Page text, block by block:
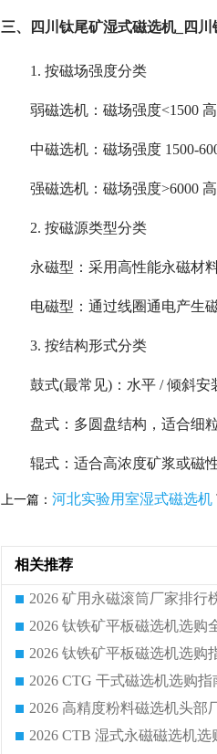
三、四川钛尾矿湿式磁选机_四
1. 按磁场强度分类
弱磁选机：磁场强度<1500
中磁选机：磁场强度 1500-
强磁选机：磁场强度>6000
2. 按磁源类型分类
永磁型：采用高性能永磁材
电磁型：通过线圈通电产生
3. 按结构形式分类
鼓式(最常见)：水平 / 倾斜
盘式：多圆盘结构，适合细
辊式：适合高浓度矿浆或磁
上一篇： 河北实验用室湿式磁选机
相关推荐
2026 CTG 干式磁选机选购